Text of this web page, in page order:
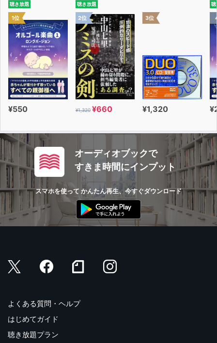
聴き放題
1位
¥550
聴き放題
2位
¥1,320 ¥660
3位
¥1,320
聴
オーディオブックで
すきま時間にインプット
スマホを使って かんたん再生、今すぐダウンロード
よくある質問・ヘルプ
はじめてガイド
聴き放題プラン